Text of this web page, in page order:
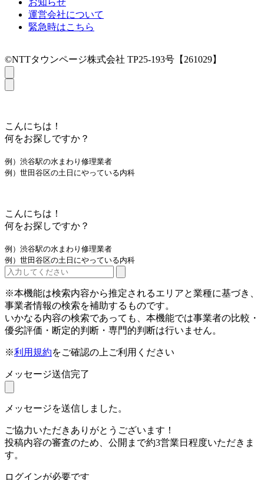
運営会社について
緊急時はこちら
©NTTタウンページ株式会社 TP25-193号【261029】
こんにちは！
何をお探しですか？
例）渋谷駅の水まわり修理業者
例）世田谷区の土日にやっている内科
こんにちは！
何をお探しですか？
例）渋谷駅の水まわり修理業者
例）世田谷区の土日にやっている内科
※本機能は検索内容から推定されるエリアと業種に基づき、
事業者情報の検索を補助するものです。
いかなる内容の検索であっても、本機能では事業者の比較・
優劣評価・断定的判断・専門的判断は行いません。
※利用規約をご確認の上ご利用ください
メッセージ送信完了
メッセージを送信しました。
ご協力いただきありがとうございます！
投稿内容の審査のため、公開まで約3営業日程度いただきま
す。
ログインが必要です